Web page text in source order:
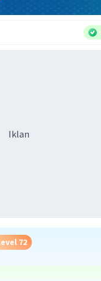
Iklan
72